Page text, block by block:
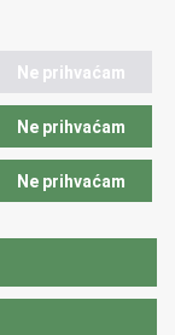
Ne prihvaćam
Ne prihvaćam
Ne prihvaćam